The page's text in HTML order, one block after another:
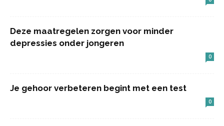
Deze maatregelen zorgen voor minder
depressies onder jongeren
0
Je gehoor verbeteren begint met een test
0